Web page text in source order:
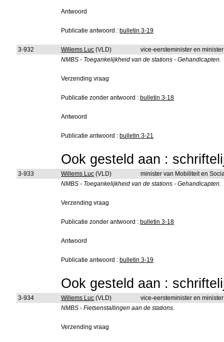
Antwoord
Publicatie antwoord : bulletin 3-19
3-932 Willems Luc (VLD)
vice-eersteminister en
NMBS - Toegankelijkheid van de stations - Gehandicapten.
Verzending vraag
Publicatie zonder antwoord : bulletin 3-18
Antwoord
Publicatie antwoord : bulletin 3-21
Ook gesteld aan :
3-933 Willems Luc (VLD)
minister van Mobiliteit en
NMBS - Toegankelijkheid van de stations - Gehandicapten.
Verzending vraag
Publicatie zonder antwoord : bulletin 3-18
Antwoord
Publicatie antwoord : bulletin 3-19
Ook gesteld aan :
3-934 Willems Luc (VLD)
vice-eersteminister en
NMBS - Fietsenstallingen aan de stations.
Verzending vraag